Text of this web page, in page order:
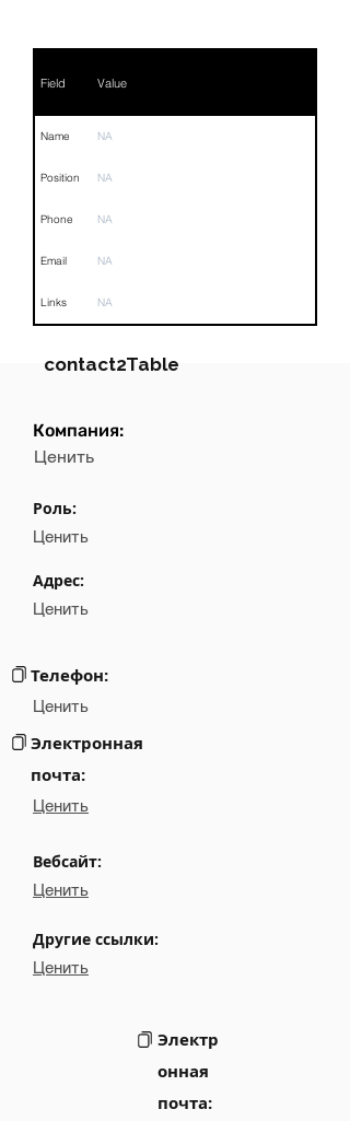
Field Value
Name NA
Position NA
Phone NA
Email NA
Links NA
contact2Table
Field
Email
Компания:
Ценить
Роль:
Ценить
Адрес:
Ценить
Телефон:
Ценить
Электронная
почта:
Ценить
Вебсайт:
Ценить
Другие ссылки:
Ценить
Электр
онная
почта: